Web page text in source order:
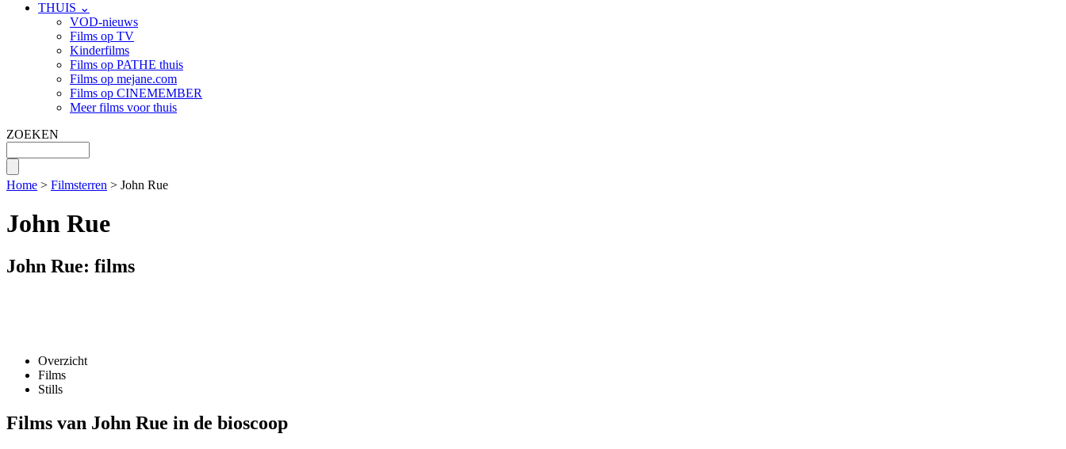
THUIS ⌄
VOD-nieuws
Films op TV
Kinderfilms
Films op PATHE thuis
Films op mejane.com
Films op CINEMEMBER
Meer films voor thuis
ZOEKEN
Home > Filmsterren > John Rue
John Rue
John Rue: films
Overzicht
Films
Stills
Films van John Rue in de bioscoop